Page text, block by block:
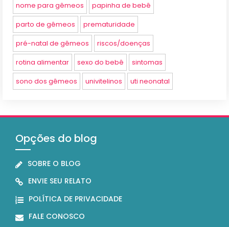
nome para gêmeos papinha de bebê
parto de gêmeos prematuridade
pré-natal de gêmeos riscos/doenças
rotina alimentar sexo do bebê sintomas
sono dos gêmeos univitelinos uti neonatal
Opções do blog
SOBRE O BLOG
ENVIE SEU RELATO
POLÍTICA DE PRIVACIDADE
FALE CONOSCO